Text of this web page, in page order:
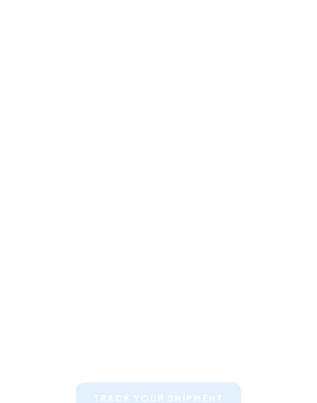
TRACK YOUR SHIPMENT